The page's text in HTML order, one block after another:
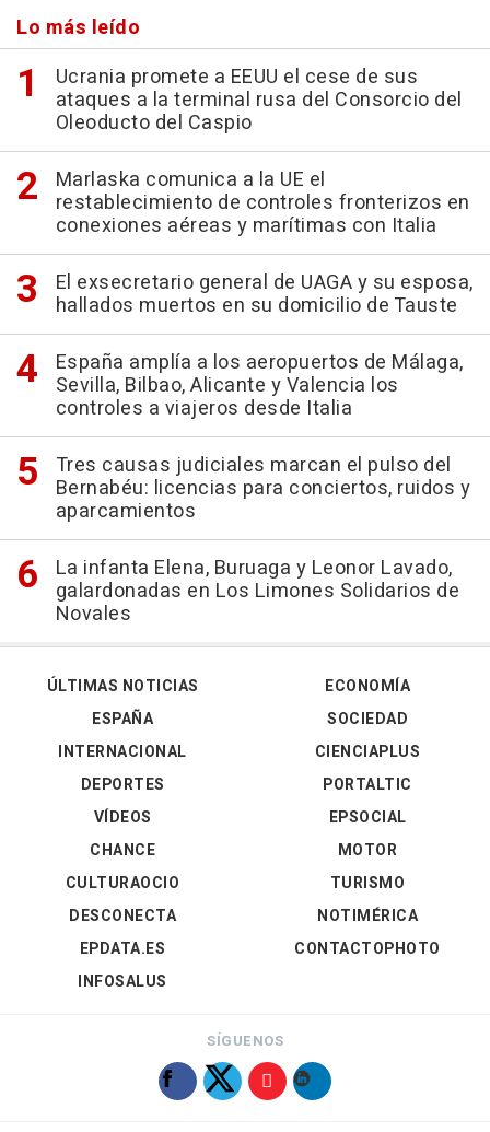
Lo más leído
Ucrania promete a EEUU el cese de sus
ataques a la terminal rusa del Consorcio del
Oleoducto del Caspio
Marlaska comunica a la UE el
restablecimiento de controles fronterizos en
conexiones aéreas y marítimas con Italia
El exsecretario general de UAGA y su esposa,
hallados muertos en su domicilio de Tauste
España amplía a los aeropuertos de Málaga,
Sevilla, Bilbao, Alicante y Valencia los
controles a viajeros desde Italia
Tres causas judiciales marcan el pulso del
Bernabéu: licencias para conciertos, ruidos y
aparcamientos
La infanta Elena, Buruaga y Leonor Lavado,
galardonadas en Los Limones Solidarios de
Novales
ÚLTIMAS NOTICIAS
ESPAÑA
INTERNACIONAL
DEPORTES
VÍDEOS
ECONOMÍA
SOCIEDAD
CIENCIAPLUS
PORTALTIC
EPSOCIAL
CHANCE
CULTURAOCIO
DESCONECTA
EPDATA.ES
INFOSALUS
MOTOR
TURISMO
NOTIMÉRICA
CONTACTOPHOTO
SÍGUENOS